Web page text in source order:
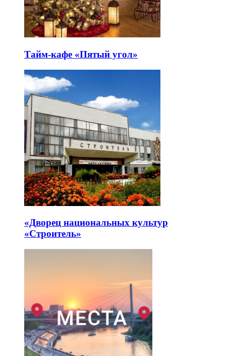
Тайм-кафе «Пятый угол»
«Дворец национальных культур
«Строитель»